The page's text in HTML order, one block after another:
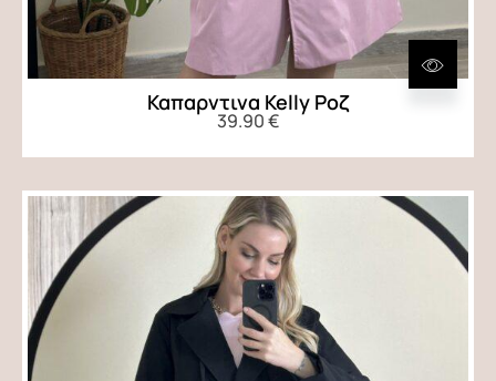
Καπαρντινα Kelly Ροζ
39.90€